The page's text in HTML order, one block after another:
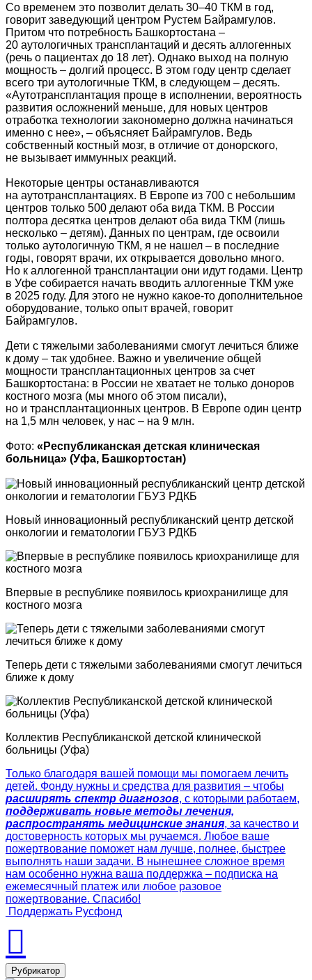
Со временем это позволит делать 30–40 ТКМ в год,
говорит заведующий центром Рустем Байрамгулов.
Притом что потребность Башкортостана –
20 аутологичных трансплантаций и десять аллогенных
(речь о пациентах до 18 лет). Однако выход на полную
мощность – долгий процесс. В этом году центр сделает
всего три аутологичные ТКМ, в следующем – десять.
«Аутотрансплантация проще в исполнении, вероятность
развития осложнений меньше, для новых центров
отработка технологии закономерно должна начинаться
именно с нее», – объясняет Байрамгулов. Ведь
собственный костный мозг, в отличие от донорского,
не вызывает иммунных реакций.
Некоторые центры останавливаются
на аутотрансплантациях. В Европе из 700 с небольшим
центров только 500 делают оба вида ТКМ. В России
полтора десятка центров делают оба вида ТКМ (лишь
несколько – детям). Данных по центрам, где освоили
только аутологичную ТКМ, я не нашел – в последние
годы, говорят врачи, их открывается довольно много.
Но к аллогенной трансплантации они идут годами. Центр
в Уфе собирается начать вводить аллогенные ТКМ уже
в 2025 году. Для этого не нужно какое-то дополнительное
оборудование, только опыт врачей, говорит
Байрамгулов.
Дети с тяжелыми заболеваниями смогут лечиться ближе
к дому – так удобнее. Важно и увеличение общей
мощности трансплантационных центров за счет
Башкортостана: в России не хватает не только доноров
костного мозга (мы много об этом писали),
но и трансплантационных центров. В Европе один центр
на 1,5 млн человек, у нас – на 9 млн.
Фото: «Республиканская детская клиническая
больница» (Уфа, Башкортостан)
Новый инновационный республиканский центр детской
онкологии и гематологии ГБУЗ РДКБ
Впервые в республике появилось криохранилище для
костного мозга
Теперь дети с тяжелыми заболеваниями смогут лечиться
ближе к дому
Коллектив Республиканской детской клинической
больницы (Уфа)
Только благодаря вашей помощи мы помогаем лечить
детей. Фонду нужны и средства для развития – чтобы
расширять спектр диагнозов, с которыми работаем,
поддерживать новые методы лечения,
распространять медицинские знания, за качество и
достоверность которых мы ручаемся. Любое ваше
пожертвование поможет нам лучше, полнее, быстрее
выполнять наши задачи. В нынешнее сложное время
нам особенно нужна ваша поддержка – подписка на
ежемесячный платеж или любое разовое
пожертвование. Спасибо!
Поддержать Русфонд
Рубрикатор